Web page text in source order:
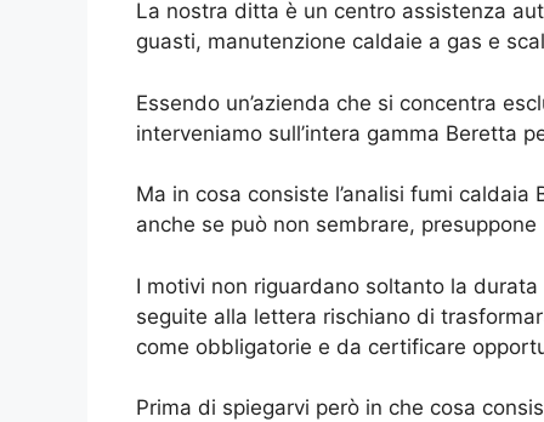
La nostra ditta è un centro assistenza
guasti, manutenzione caldaie a gas e
Essendo un’azienda che si concentra
interveniamo sull’intera gamma Beretta
Ma in cosa consiste l’analisi fumi
anche se può non sembrare,
I motivi non riguardano soltanto la
seguite alla lettera rischiano di
come obbligatorie e da certificare
Prima di spiegarvi però in che cosa